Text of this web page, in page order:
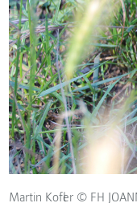
Martin Kofler © FH